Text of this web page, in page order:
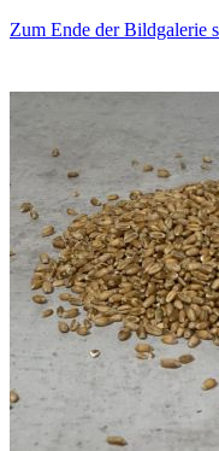
Zum Ende der Bildgalerie